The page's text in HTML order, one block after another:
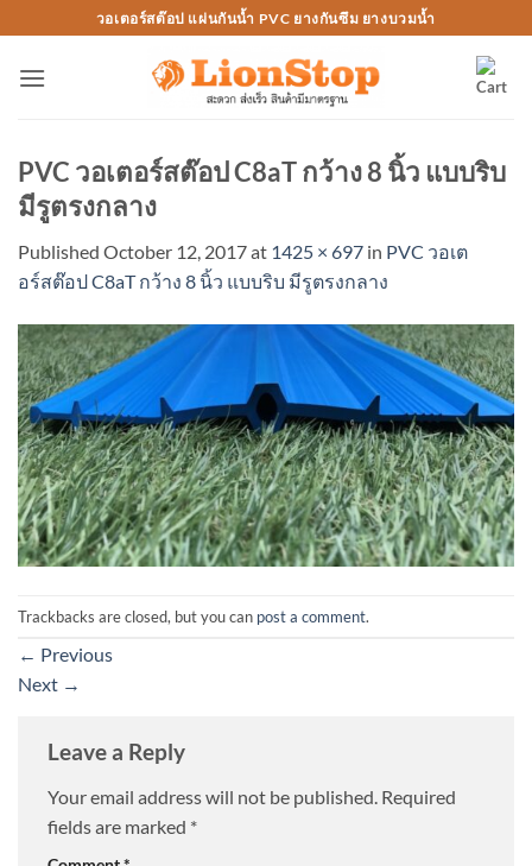
to
content
วอเตอร์สต๊อป แผ่นกันน้ำ PVC ยางกันซึม ยางบวมน้ำ
PVC วอเตอร์สต๊อป C8aT กว้าง 8 นิ้ว แบบริบ
มีรูตรงกลาง
Published October 12, 2017at 1425 × 697 in PVC วอเต
อร์สต๊อป C8aT กว้าง 8 นิ้ว แบบริบ มีรูตรงกลาง
Trackbacks are closed, but you can post a comment.
← Previous
Next →
Leave a Reply
Your email address will not be published. Required
fields are marked *